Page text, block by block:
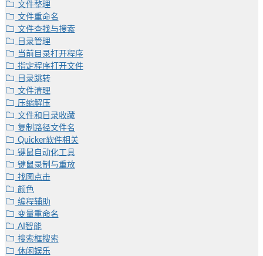
文件整理
文件重命名
文件查找与搜索
目录管理
当前目录打开程序
指定程序打开文件
目录跳转
文件清理
压缩解压
文件和目录收藏
复制路径文件名
Quicker软件相关
键鼠自动化工具
键鼠录制与重放
找图点击
颜色
编程辅助
变量重命名
AI智能
搜索框搜索
休闲娱乐